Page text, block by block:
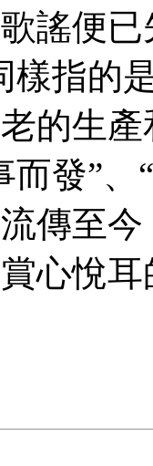
謠便
樣指的
的生
而發”
傳至
心悅